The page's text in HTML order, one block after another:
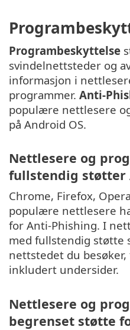
Programbeskyttelse
svindelnettsteder og
informasjon i
programmer. Anti-
populære nettlesere
på Android OS.
Nettlesere og
fullstendig støtter
Chrome, Firefox,
populære nettlesere
for Anti-Phishing. I
med fullstendig støtte
nettstedet du
inkludert undersider.
Nettlesere og
begrenset støtte